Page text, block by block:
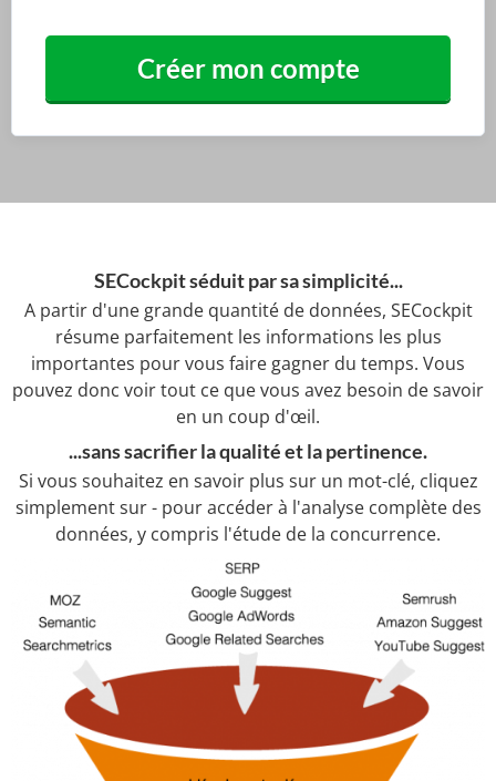
Créer mon compte
SECockpit séduit par sa simplicité...
A partir d'une grande quantité de données, SECockpit
résume parfaitement les informations les plus
importantes pour vous faire gagner du temps. Vous
pouvez donc voir tout ce que vous avez besoin de savoir
en un coup d'œil.
...sans sacrifier la qualité et la pertinence.
Si vous souhaitez en savoir plus sur un mot-clé, cliquez
simplement sur - pour accéder à l'analyse complète des
données, y compris l'étude de la concurrence.